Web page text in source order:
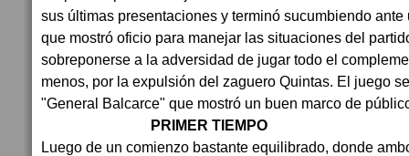
sus últimas presentaciones y terminó sucumbiendo
que mostró oficio para manejar las situaciones del
sobreponerse a la adversidad de jugar todo el
menos, por la expulsión del zaguero Quintas. El juego
"General Balcarce" que mostró un buen marco de
PRIMER TIEMPO
Luego de un comienzo bastante equilibrado, donde